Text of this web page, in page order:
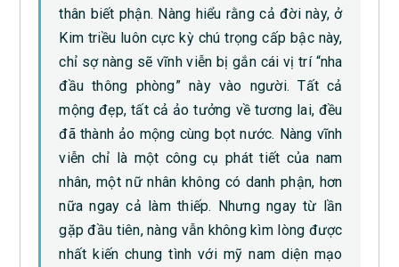
thân biết phận. Nàng hiểu rằng cả đời này, ở
Kim triều luôn cực kỳ chú trọng cấp bậc này,
chỉ sợ nàng sẽ vĩnh viễn bị gắn cái vị trí “nha
đầu thông phòng” này vào người. Tất cả
mộng đẹp, tất cả ảo tưởng về tương lai, đều
đã thành ảo mộng cùng bọt nước. Nàng vĩnh
viễn chỉ là một công cụ phát tiết của nam
nhân, một nữ nhân không có danh phận, hơn
nữa ngay cả làm thiếp. Nhưng ngay từ lần
gặp đầu tiên, nàng vẫn không kìm lòng được
nhất kiến chung tình với mỹ nam diện mạo